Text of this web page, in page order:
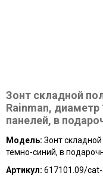
Зонт складной
Rainman,
панелей, в
Модель: Зонт
темно-синий, в
Артикул: 617101.09/